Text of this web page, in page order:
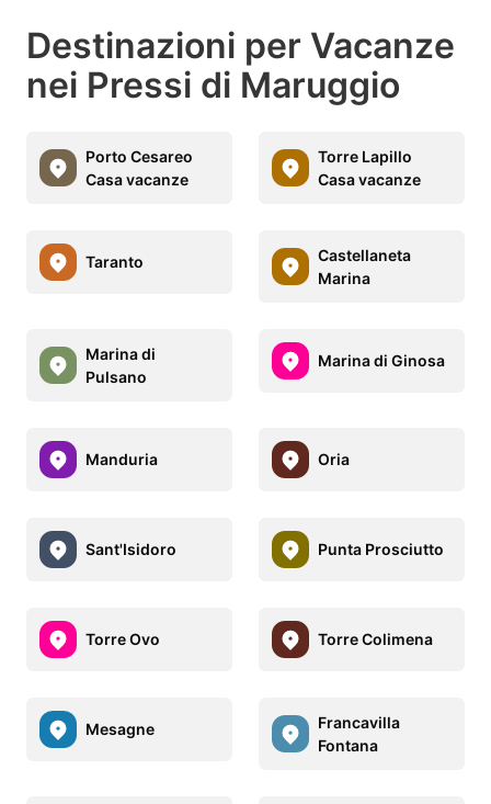
Destinazioni per Vacanze
nei Pressi di Maruggio
Porto Cesareo
Casa vacanze
Torre Lapillo
Casa vacanze
Taranto
Castellaneta
Marina
Marina di
Pulsano
Marina di Ginosa
Manduria Oria
Sant'Isidoro Punta Prosciutto
Torre Ovo Torre Colimena
Mesagne
Francavilla
Fontana